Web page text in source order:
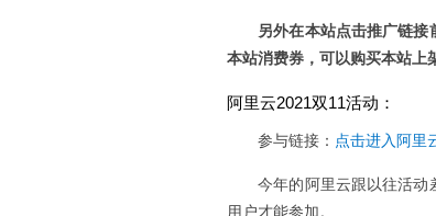
另外在本站点击推广链
本站消费券，可以购买本站上
阿里云2021双11活动：
参与链接： 点击进入阿里
今年的阿里云跟以往活动
用户才能参加。